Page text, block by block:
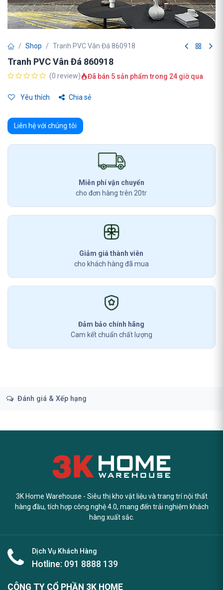
Shop Tranh PVC Vân Đá 860918
Tranh PVC Vân Đá 860918
(0 review) Đã bán 5 sản phẩm trong 24 giờ qua
Yêu thích Chia sẻ
Liên hệ với chúng tôi
Miễn phí vận chuyển
cho đơn hàng trên 20tr
Giảm giá thành viên
cho khách hàng đã mua
Đảm bảo chính hãng
Cam kết chuẩn chất lượng
Đánh giá & Xếp hạng
3K Home Warehouse - Siêu thị kho vật liệu và trang trí nội thất
hàng đầu, tích hợp công nghệ 4.0, mang đến trải nghiệm khách
hàng xuất sắc.
Dịch Vụ Khách Hàng
Hotline: 091 8888 139
CÔNG TY CỔ PHẦN 3K HOME